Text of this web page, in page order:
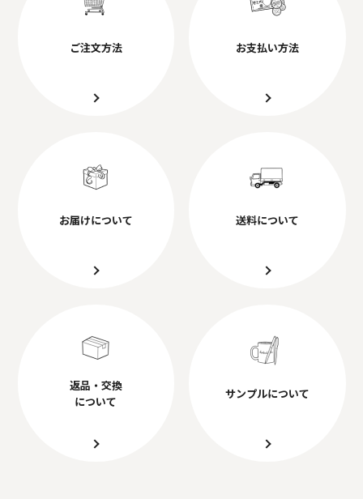
ご注文方法 お支払い方法
お届けについて 送料について
返品・交換
について
サンプルについて